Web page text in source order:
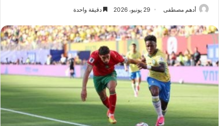
أدهم مصطفى 29 يونيو، 2026 دقيقة واحدة